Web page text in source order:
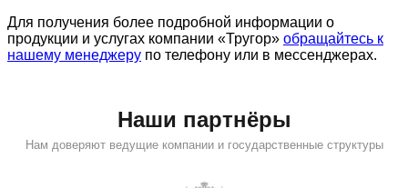
Для получения более подробной информации о
продукции и услугах компании «Тругор» обращайтесь к
нашему менеджеру по телефону или в мессенджерах.
Наши партнёры
Нам доверяют ведущие компании и государственные структуры